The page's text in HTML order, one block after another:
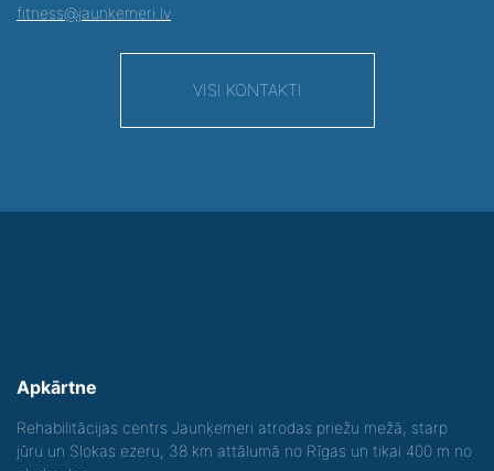
fitness@jaunkemeri.lv
VISI KONTAKTI
Apkārtne
Rehabilitācijas centrs Jaunķemeri atrodas priežu mežā, starp
jūru un Slokas ezeru, 38 km attālumā no Rīgas un tikai 400 m no